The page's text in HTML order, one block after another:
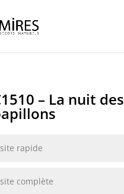
– La nuit des
rapide
complète